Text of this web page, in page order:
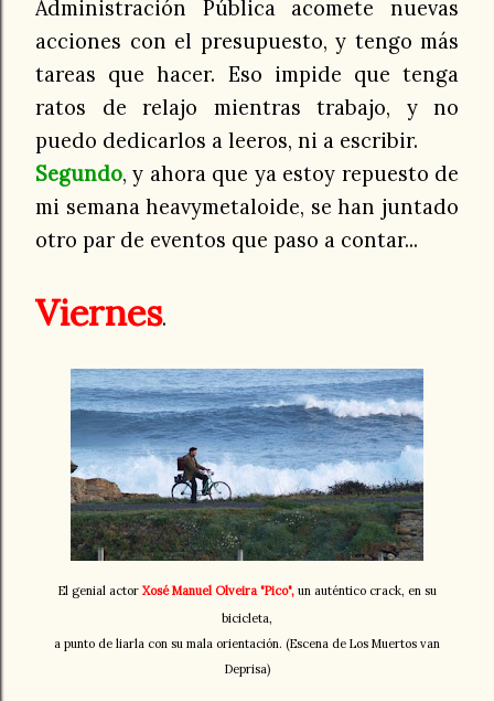
Administración Pública acomete nuevas
acciones con el presupuesto, y tengo más
tareas que hacer. Eso impide que tenga
ratos de relajo mientras trabajo, y no
puedo dedicarlos a leeros, ni a escribir.
Segundo, y ahora que ya estoy repuesto de
mi semana heavymetaloide, se han juntado
otro par de eventos que paso a contar...
Viernes.
El genial actor Xosé Manuel Olveira "Pico",un auténtico crack, en su
bicicleta,
a punto de liarla con su mala orientación. (Escena de Los Muertos van
Deprisa)